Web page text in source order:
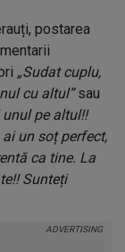
postarea
„Sudat cuplu,
cu altul”sau
pe altul!!
un soț perfect,
ca tine. La
Sunteți